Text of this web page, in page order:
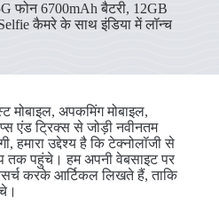
फोन 6700mAh बैटरी, 12GB
कैमरे के साथ इंडिया में लॉन्च
मोबाइल, अपकमिंग मोबाइल,
एंड ट्रिक्स से जोड़ी नवीनतम
हमारा उद्देश्य है कि टेक्नोलॉजी से
तक पहुंचे। हम अपनी वेबसाइट पर
करके आर्टिकल लिखते हैं, ताकि